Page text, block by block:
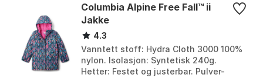
Columbia Alpine Free Fall™ ii
Jakke
4.3
Vanntett stoff: Hydra Cloth 3000 100%
nylon. Isolasjon: Syntetisk 240g.
Hetter: Festet og justerbar. Pulver-